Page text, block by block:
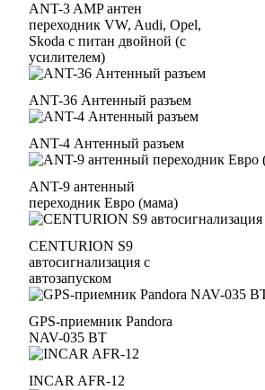
ANT-3 AMP антен
переходник VW, Audi, Opel,
Skoda с питан двойной (с
усилителем)
ANT-36 Антенный разъем
ANT-4 Антенный разъем
ANT-9 антенный
переходник Евро (мама)
CENTURION S9
автосигнализация с
автозапуском
GPS-приемник Pandora
NAV-035 BT
INCAR AFR-12